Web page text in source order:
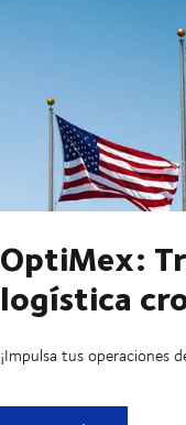
OptiMex:
logística
¡Impulsa tus operaciones